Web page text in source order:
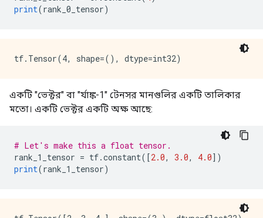
print(rank_0_tensor)
একটি "ভেক্টর" বা "র্যাঙ্ক-1" টেনসর মানগুলির একটি তালিকার
মতো। একটি ভেক্টর একটি অক্ষ আছে:
# Let's make this a float tensor.
rank_1_tensor = tf.constant([2.0, 3.0, 4.0])
print(rank_1_tensor)